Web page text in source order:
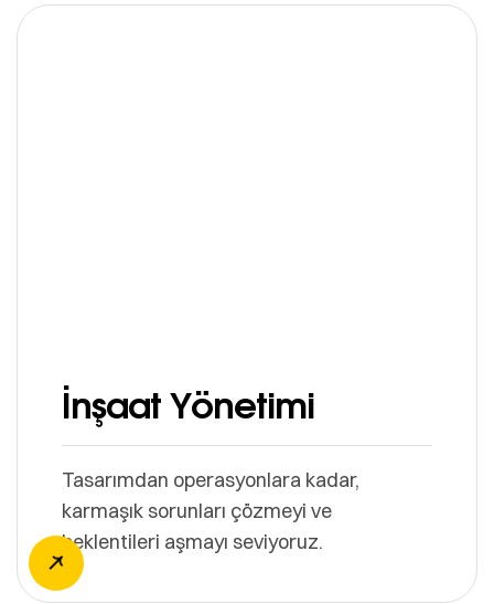
İnşaat Yönetimi
Tasarımdan operasyonlara kadar,
karmaşık sorunları çözmeyi ve
beklentileri aşmayı seviyoruz.